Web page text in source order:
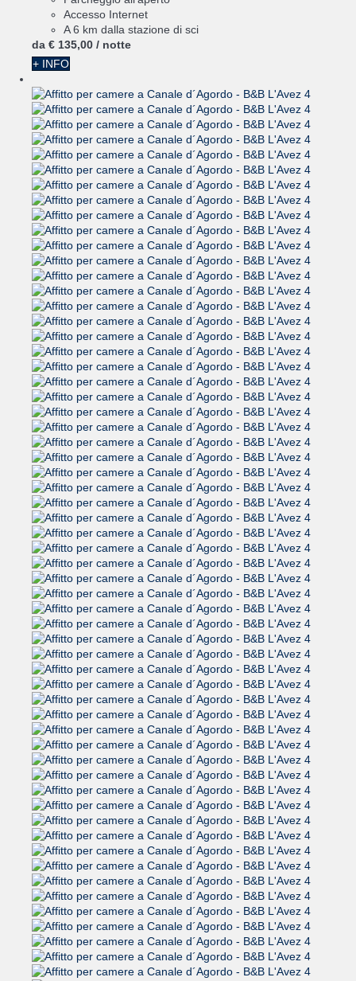
Accesso Internet
A 6 km dalla stazione di sci
da € 135,00 / notte
+ INFO